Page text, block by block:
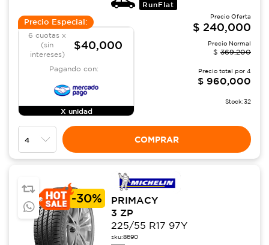
RunFlat
Precio Especial:
6 cuotas x
(sin
intereses)
$40,000
Pagando con:
X unidad
Precio Oferta
$ 240,000
Precio Normal
$ 369,200
Precio total por 4
$ 960,000
Stock:32
COMPRAR
-30%
PRIMACY
3 ZP
225/55 R17 97Y
sku:8690